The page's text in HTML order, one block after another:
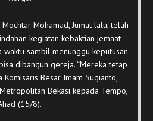
Mohamad, Jumat lalu, telah
kegiatan kebaktian jemaat
waktu sambil menunggu keputusan
dibangun gereja. “Mereka tetap
Komisaris Besar Imam Sugianto,
Bekasi kepada Tempo,
(15/8).